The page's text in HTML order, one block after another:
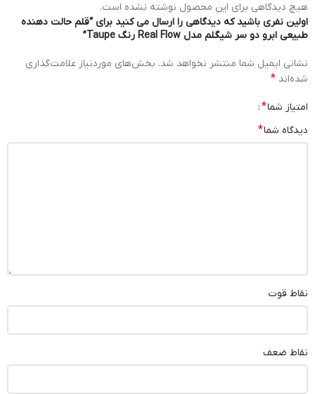
هیچ دیدگاهی برای این محصول نوشته نشده است.
اولین نفری باشید که دیدگاهی را ارسال می کنید برای “قلم حالت دهنده
طبیعی ابرو دو سر شیگلم مدل Real Flow رنگ Taupe”
نشانی ایمیل شما منتشر نخواهد شد. بخش‌های موردنیاز علامت‌گذاری
شده‌اند *
امتیاز شما*
دیدگاه شما*
نقاط قوت
نقاط ضعف